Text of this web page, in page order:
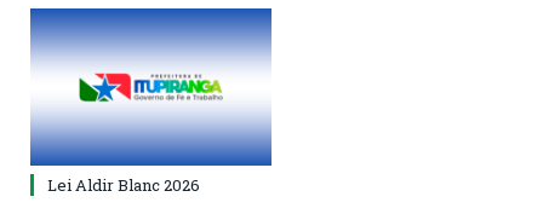
Lei Aldir Blanc 2026